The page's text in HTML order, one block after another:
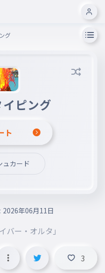
グ
ピング
ト
ュカード
バー・オルタ」
2026年06月11日
3